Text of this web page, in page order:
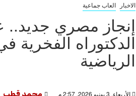
الاخبار العاب جماعية
إنجاز مصري جديد..
الدكتوراه الفخرية
الرياضية
الأربعاء, 3 يونيو 2026, 2:57 م محمد قطب